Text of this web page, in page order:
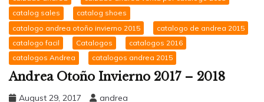
catalog sales
catalog shoes
catalogo andrea otoño invierno 2015
catalogo de andrea 2015
catalogo facil
Catalogos
catalogos 2016
catalogos Andrea
catalogos andrea 2015
Andrea Otoño Invierno 2017 – 2018
August 29, 2017 andrea